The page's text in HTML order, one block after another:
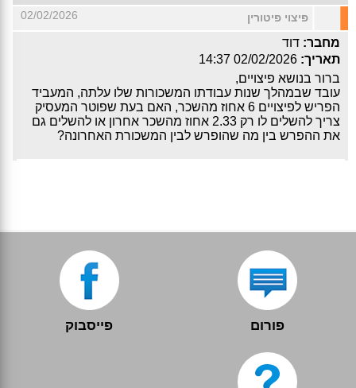
פיצוי פיטורין 02/02/2026
מחבר: דוד
תאריך: 02/02/2026 14:37
ברור בנושא פיצויים,
עובד שבמהלך שנות עבודתו המשכורות שלו עלתה, המעביד
הפריש לפיצויים 6 אחוז מהשכר, האם בעת שפוטר המעסיק
צריך להשלים לו רק 2.33 אחוז מהשכר אחרון או להשלים גם
את ההפרש בין מה שהופרש לבין המשכורת האחרונה?
פורום פייסבוק